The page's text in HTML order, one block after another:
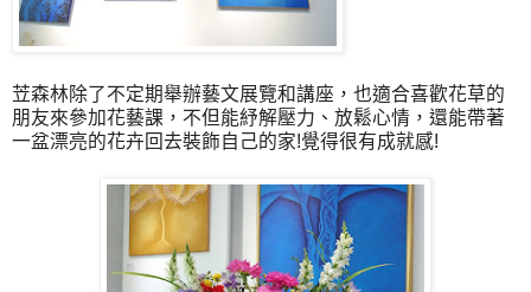
苙森林除了不定期舉辦藝文展覽和講座，也適合喜歡花草的
朋友來參加花藝課，不但能紓解壓力、放鬆心情，還能帶著
一盆漂亮的花卉回去裝飾自己的家!覺得很有成就感!